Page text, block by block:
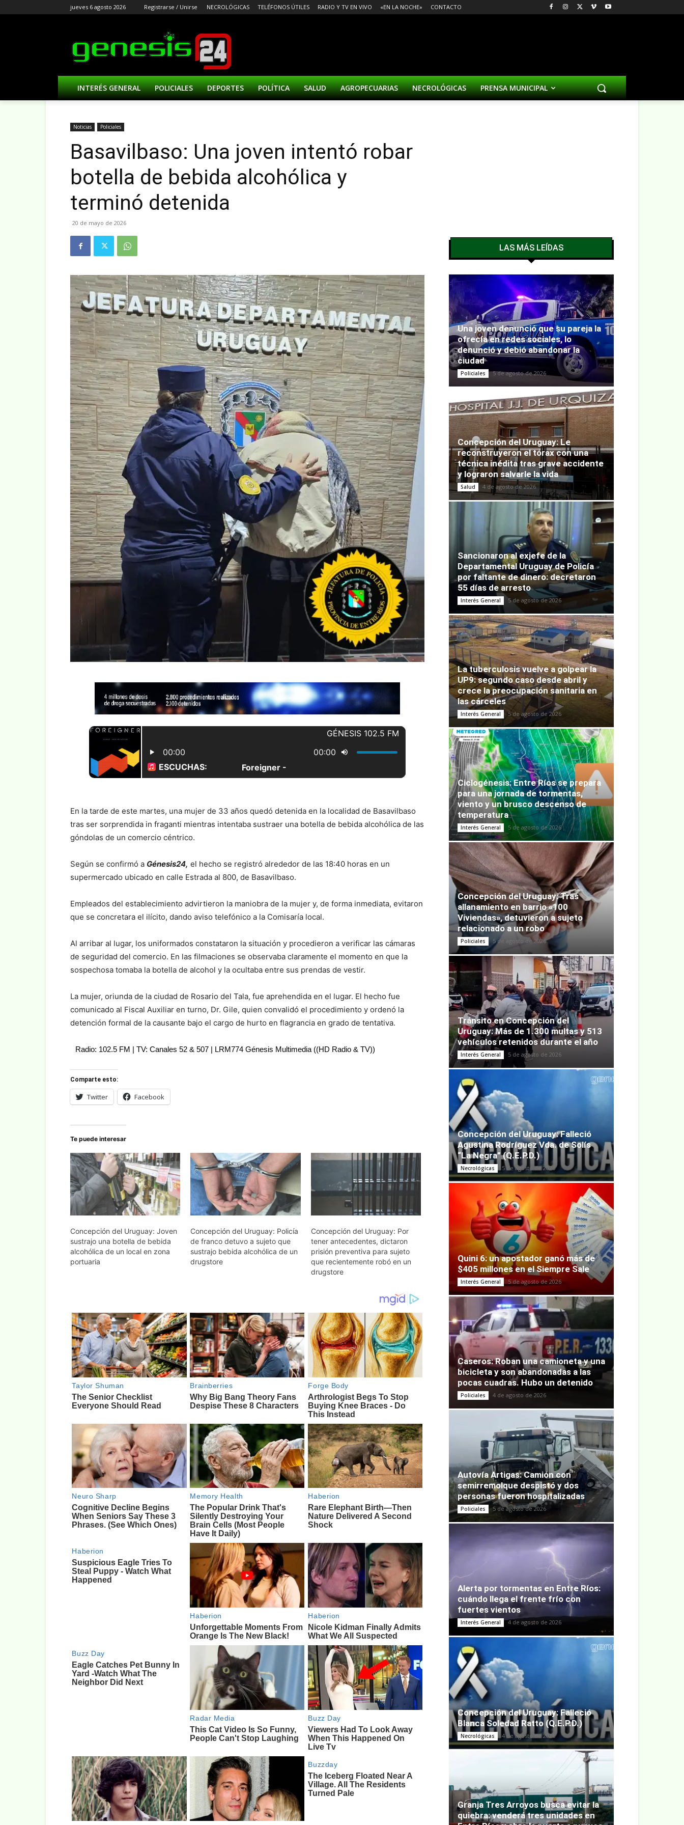
jueves 6 agosto 2026 Registrarse / Unirse NECROLÓGICAS TELÉFONOS ÚTILES RADIO Y TV EN VIVO «EN LA NOCHE» CONTACTO
INTERÉS GENERAL POLICIALES DEPORTES POLÍTICA SALUD AGROPECUARIAS NECROLÓGICAS PRENSA MUNICIPAL
Noticias Policiales
Basavilbaso: Una joven intentó robar
botella de bebida alcohólica y
terminó detenida
20 de mayo de 2026
En la tarde de este martes, una mujer de 33 años quedó detenida en la localidad de Basavilbaso
tras ser sorprendida in fraganti mientras intentaba sustraer una botella de bebida alcohólica de las
góndolas de un comercio céntrico.
Según se confirmó a Génesis24, el hecho se registró alrededor de las 18:40 horas en un
supermercado ubicado en calle Estrada al 800, de Basavilbaso.
Empleados del establecimiento advirtieron la maniobra de la mujer y, de forma inmediata, evitaron
que se concretara el ilícito, dando aviso telefónico a la Comisaría local.
Al arribar al lugar, los uniformados constataron la situación y procedieron a verificar las cámaras
de seguridad del comercio. En las filmaciones se observaba claramente el momento en que la
sospechosa tomaba la botella de alcohol y la ocultaba entre sus prendas de vestir.
La mujer, oriunda de la ciudad de Rosario del Tala, fue aprehendida en el lugar. El hecho fue
comunicado al Fiscal Auxiliar en turno, Dr. Gile, quien convalidó el procedimiento y ordenó la
detención formal de la causante bajo el cargo de hurto en flagrancia en grado de tentativa.
Radio: 102.5 FM | TV: Canales 52 & 507 | LRM774 Génesis Multimedia ((HD Radio & TV))
Comparte esto:
Twitter Facebook
Te puede interesar
Concepción del Uruguay: Joven
sustrajo una botella de bebida
alcohólica de un local en zona
portuaria
Concepción del Uruguay: Policía
de franco detuvo a sujeto que
sustrajo bebida alcohólica de un
drugstore
Concepción del Uruguay: Por
tener antecedentes, dictaron
prisión preventiva para sujeto
que recientemente robó en un
drugstore
LAS MÁS LEÍDAS
Una joven denunció que su pareja la
ofrecía en redes sociales, lo
denunció y debió abandonar la
ciudad
Policiales 5 de agosto de 2026
Concepción del Uruguay: Le
reconstruyeron el tórax con una
técnica inédita tras grave accidente
y lograron salvarle la vida
Salud 4 de agosto de 2026
Sancionaron al exjefe de la
Departamental Uruguay de Policía
por faltante de dinero: decretaron
55 días de arresto
Interés General 5 de agosto de 2026
La tuberculosis vuelve a golpear la
UP9: segundo caso desde abril y
crece la preocupación sanitaria en
las cárceles
Interés General 5 de agosto de 2026
Ciclogénesis: Entre Ríos se prepara
para una jornada de tormentas,
viento y un brusco descenso de
temperatura
Interés General 5 de agosto de 2026
Concepción del Uruguay: Tras
allanamiento en barrio «100
Viviendas», detuvieron a sujeto
relacionado a un robo
Policiales 5 de agosto de 2026
Tránsito en Concepción del
Uruguay: Más de 1.300 multas y 513
vehículos retenidos durante el año
Interés General 5 de agosto de 2026
Concepción del Uruguay: Falleció
Agustina Rodríguez Vda. de Solís
“La Negra” (Q.E.P.D.)
Necrológicas 5 de agosto de 2026
Quini 6: un apostador ganó más de
$405 millones en el Siempre Sale
Interés General 5 de agosto de 2026
Caseros: Roban una camioneta y una
bicicleta y son abandonadas a las
pocas cuadras. Hubo un detenido
Policiales 4 de agosto de 2026
Autovía Artigas: Camión con
semirremolque despistó y dos
personas fueron hospitalizadas
Policiales 5 de agosto de 2026
Alerta por tormentas en Entre Ríos:
cuándo llega el frente frío con
fuertes vientos
Interés General 4 de agosto de 2026
Concepción del Uruguay: Falleció
Blanca Soledad Ratto (Q.E.P.D.)
Necrológicas 4 de agosto de 2026
Granja Tres Arroyos busca evitar la
quiebra: venderá tres unidades en